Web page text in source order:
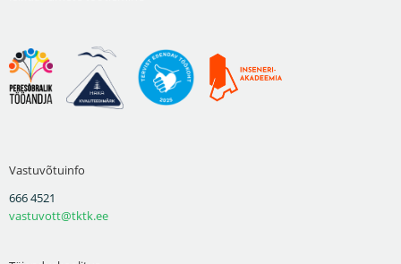
Vastuvõtuinfo
666 4521
vastuvott@tktk.ee